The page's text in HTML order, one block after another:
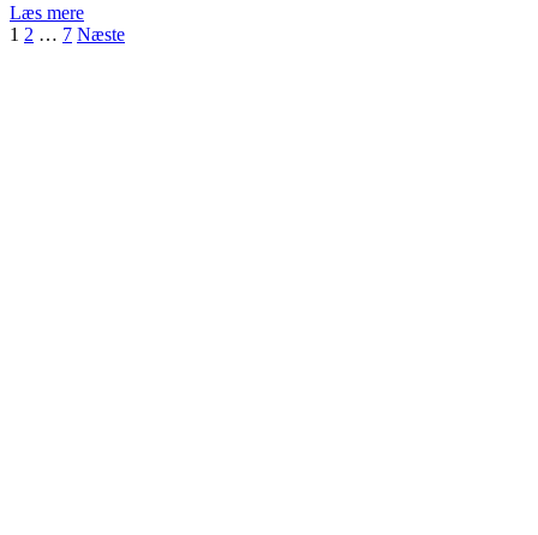
Læs mereEn
af
Indlægsinddeling
1 2 … 7 Næste